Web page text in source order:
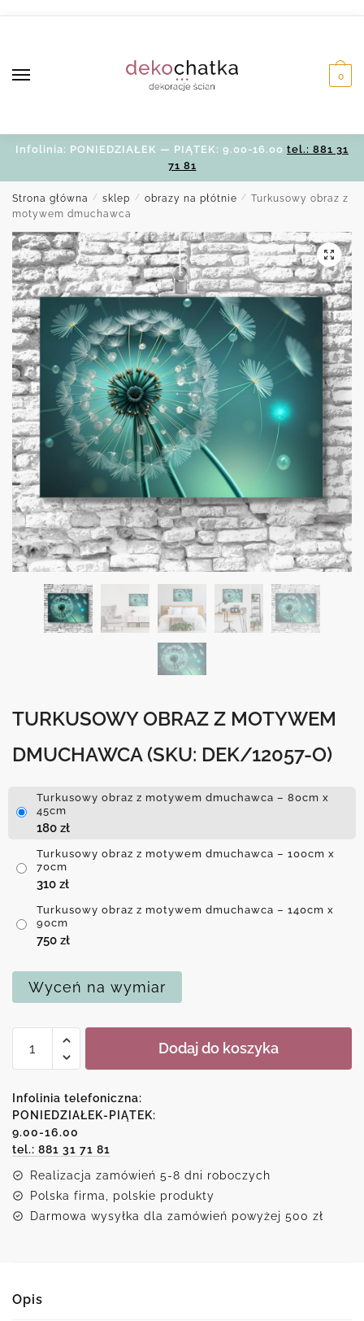
0
Infolinia: PONIEDZIAŁEK — PIĄTEK: 9.00-16.00 tel.: 881 31
71 81
Strona główna / sklep / obrazy na płótnie / Turkusowy obraz z
motywem dmuchawca
TURKUSOWY OBRAZ Z MOTYWEM
DMUCHAWCA (SKU: DEK/12057-O)
Turkusowy obraz z motywem dmuchawca – 80cm x
45cm
180 zł
Turkusowy obraz z motywem dmuchawca – 100cm x
70cm
310 zł
Turkusowy obraz z motywem dmuchawca – 140cm x
90cm
750 zł
Wyceń na wymiar
Turkusowy
z
motywem
dmuchawca
Dodaj do koszyka
Infolinia telefoniczna:
PONIEDZIAŁEK-PIĄTEK:
9.00-16.00
tel.: 881 31 71 81
Realizacja zamówień 5-8 dni roboczych
Polska firma, polskie produkty
Darmowa wysyłka dla zamówień powyżej 500 zł
Opis